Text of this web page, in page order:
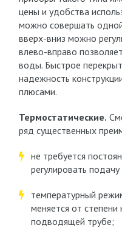
цены и удобства
можно совершать
вверх-вниз можно
влево-вправо
воды. Быстрое
надежность
плюсами.
Термостатические.
ряд существенных
не требуется
регулировать
температурный
меняется от степени
подводящей трубе;